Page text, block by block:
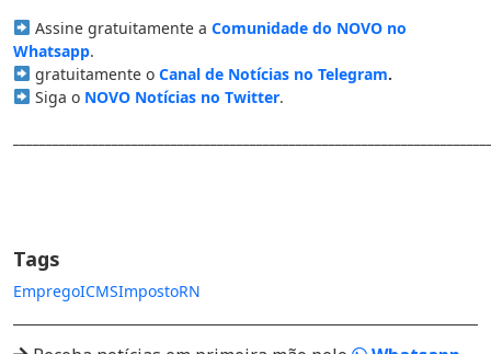
Assine gratuitamente a Comunidade do NOVO no
Whatsapp.
gratuitamente o Canal de Notícias no Telegram.
Siga o NOVO Notícias no Twitter.
Tags
EmpregoICMSImpostoRN